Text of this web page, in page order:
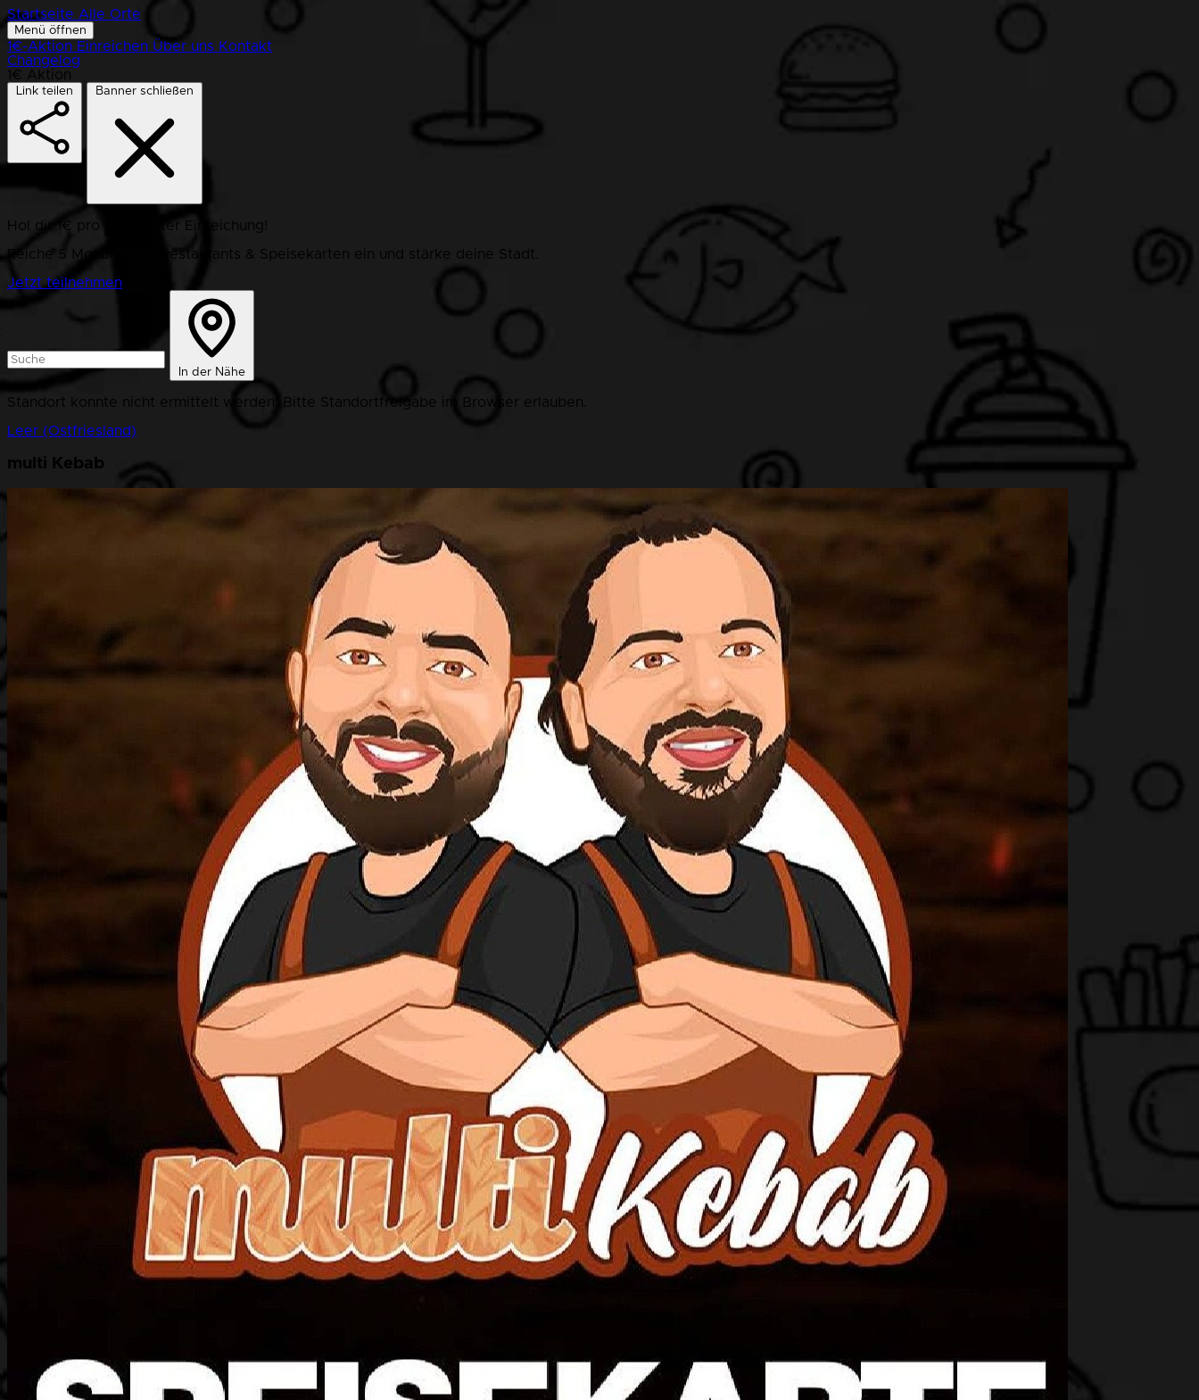
Startseite Alle Orte
Menü öffnen
1€-Aktion Einreichen Über uns Kontakt
Changelog
1€ Aktion
Link teilen Banner schließen
Hol dir 1€ pro bestätigter Einreichung!
Reiche 5 Monate lang Restaurants & Speisekarten ein und stärke deine Stadt.
Jetzt teilnehmen
In der Nähe
Standort konnte nicht ermittelt werden. Bitte Standortfreigabe im Browser erlauben.
Leer (Ostfriesland)
multi Kebab